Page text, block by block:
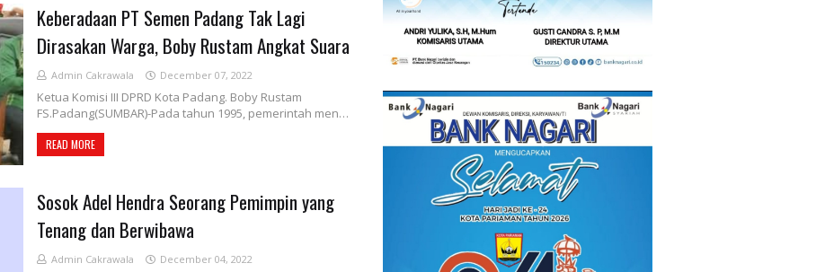
Keberadaan PT Semen Padang Tak Lagi
Dirasakan Warga, Boby Rustam Angkat Suara
Admin Cakrawala December 07, 2022
Ketua Komisi III DPRD Kota Padang. Boby Rustam
FS.Padang(SUMBAR)-Pada tahun 1995, pemerintah men…
READ MORE
Sosok Adel Hendra Seorang Pemimpin yang
Tenang dan Berwibawa
Admin Cakrawala December 04, 2022